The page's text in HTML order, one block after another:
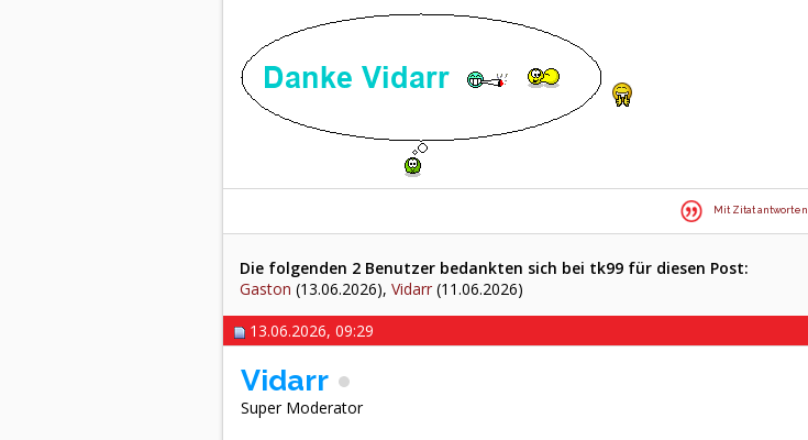
Mit Zitat antworten
Die folgenden 2 Benutzer bedankten sich bei tk99 für diesen Post:
Gaston (13.06.2026), Vidarr (11.06.2026)
13.06.2026, 09:29
Vidarr
Super Moderator